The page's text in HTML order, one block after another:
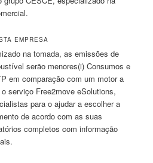
EMPRESA
na tomada, as emissões de
serão menores(i) Consumos e
em comparação com um motor a
serviço Free2move eSolutions,
para o ajudar a escolher a
de acordo com as suas
completos com informação